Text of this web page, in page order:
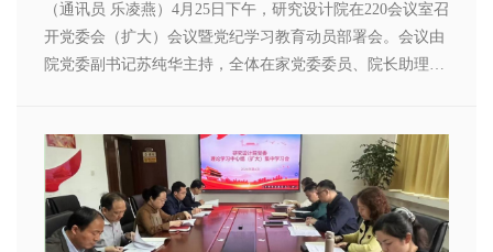
（通讯员 乐凌燕）4月25日下午，研究设计院在220会议室召
开党委会（扩大）会议暨党纪学习教育动员部署会。会议由
院党委副书记苏纯华主持，全体在家党委委员、院长助理、